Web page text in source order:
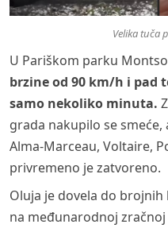
Velika tuča
U Pariškom parku
brzine od 90 km/h i pad
samo nekoliko minuta.
grada nakupilo se
Alma-Marceau, Voltaire,
privremeno je zatvoreno.
Oluja je dovela do
na međunarodnoj